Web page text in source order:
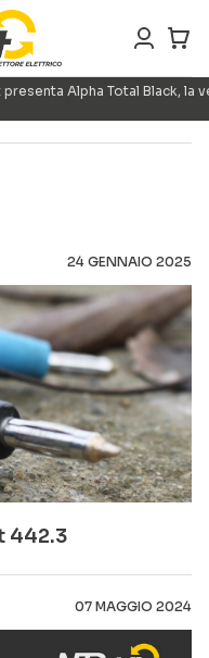
presenta Alpha Total Black,
24 GENNAIO 2025
442.3
07 MAGGIO 2024